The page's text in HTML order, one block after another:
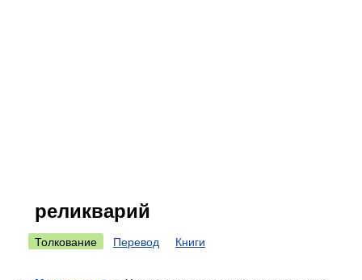
реликварий
Толкование Перевод Книги